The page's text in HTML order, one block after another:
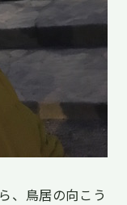
、鳥居の向こう